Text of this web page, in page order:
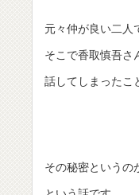
元々仲が良い二人
そこで香取慎吾さ
話してしまったこ
その秘密というの